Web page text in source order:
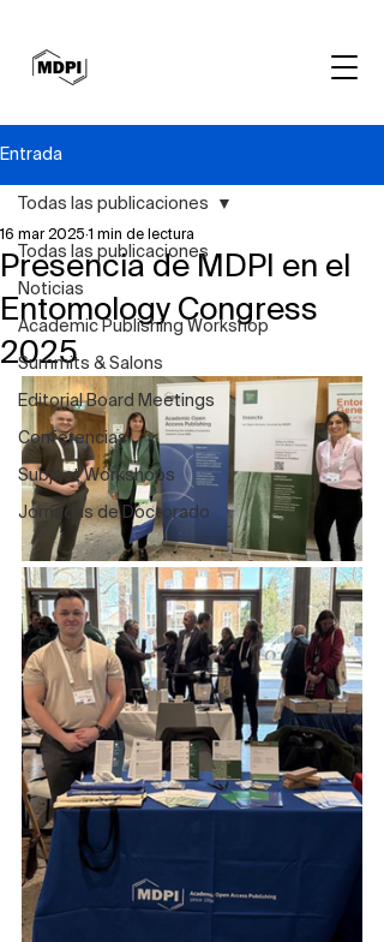
Entrada
Todas las publicaciones
Noticias
Academic Publishing Workshop
Summits & Salons
Editorial Board Meetings
Conferencias
Subject Workshops
Jornadas de Doctorado
Todas las publicaciones
Presencia de MDPI en el
Entomology Congress
2025
16 mar 2025 1 min de lectura